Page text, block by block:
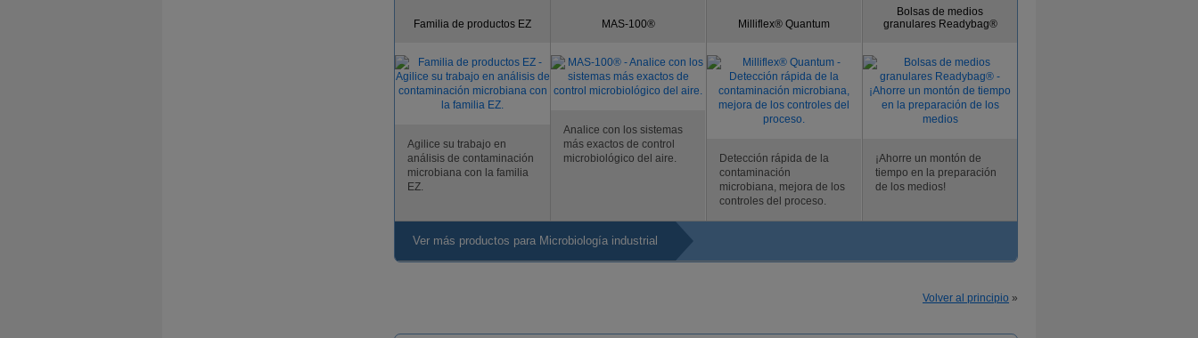
Familia de productos EZ
Agilice su trabajo en
análisis de contaminación
microbiana con la familia
EZ.
MAS-100®
Analice con los sistemas
más exactos de control
microbiológico del aire.
Milliflex® Quantum
Detección rápida de la
contaminación
microbiana, mejora de los
controles del proceso.
Bolsas de medios
granulares Readybag®
¡Ahorre un montón de
tiempo en la preparación
de los medios!
Ver más productos para Microbiología industrial
Volver al principio »